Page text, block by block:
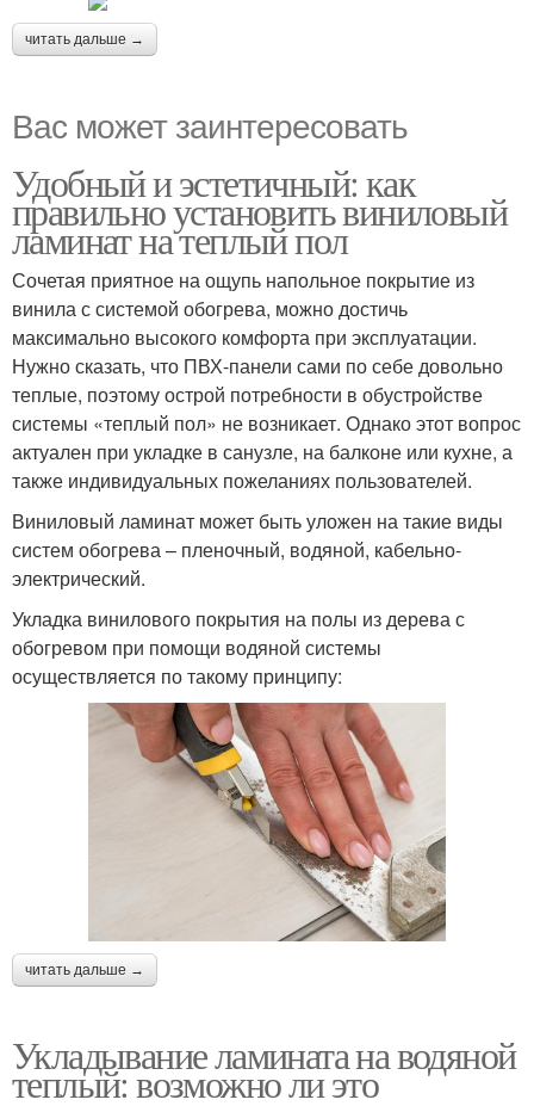
читать дальше →
Вас может заинтересовать
Удобный и эстетичный: как
правильно установить виниловый
ламинат на теплый пол
Сочетая приятное на ощупь напольное покрытие из
винила с системой обогрева, можно достичь
максимально высокого комфорта при эксплуатации.
Нужно сказать, что ПВХ-панели сами по себе довольно
теплые, поэтому острой потребности в обустройстве
системы «теплый пол» не возникает. Однако этот вопрос
актуален при укладке в санузле, на балконе или кухне, а
также индивидуальных пожеланиях пользователей.
Виниловый ламинат может быть уложен на такие виды
систем обогрева – пленочный, водяной, кабельно-
электрический.
Укладка винилового покрытия на полы из дерева с
обогревом при помощи водяной системы
осуществляется по такому принципу:
читать дальше →
Укладывание ламината на водяной
теплый: возможно ли это